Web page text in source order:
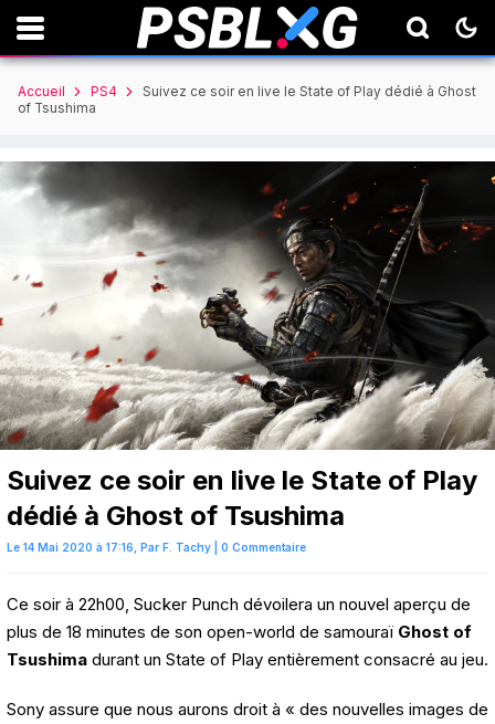
Accueil PS4
Suivez ce soir en live le State of Play dédié à Ghost
of Tsushima
Suivez ce soir en live le State of Play
dédié à Ghost of Tsushima
Le 14 Mai 2020 à 17:16, Par F. Tachy 0 Commentaire
Ce soir à 22h00, Sucker Punch dévoilera un nouvel aperçu de
plus de 18 minutes de son open-world de samouraï Ghost of
Tsushima durant un State of Play entièrement consacré au jeu.
Sony assure que nous aurons droit à « des nouvelles images de